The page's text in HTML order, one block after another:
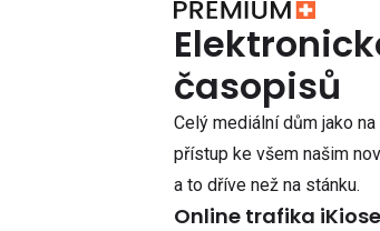
časopisů
Celý mediální dům jako
přístup ke všem našim
a to dříve než na stánku.
Online trafika